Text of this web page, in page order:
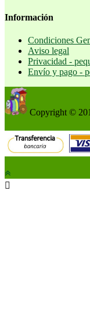
Información
Condiciones
Aviso legal
Privacidad -
Envío y pago -
Copyright ©
